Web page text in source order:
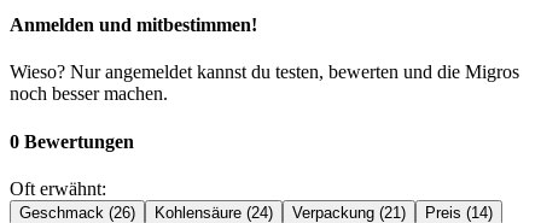
Anmelden und mitbestimmen!
Wieso? Nur angemeldet kannst du testen, bewerten und die Migros
noch besser machen.
0 Bewertungen
Oft erwähnt:
Geschmack (26) Kohlensäure (24) Verpackung (21)
Preis (14)